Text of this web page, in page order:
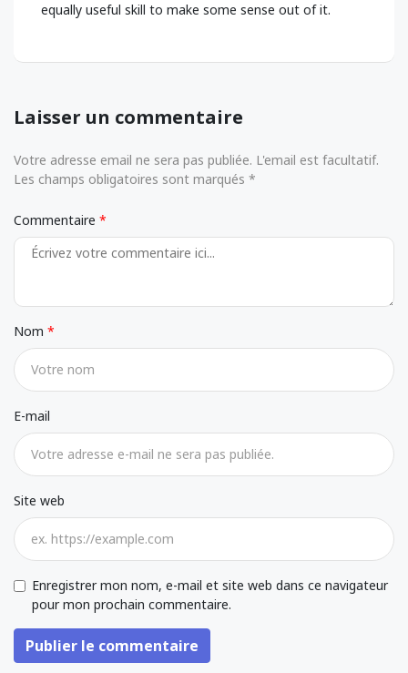
equally useful skill to make some sense out of it.
Laisser un commentaire
Votre adresse email ne sera pas publiée. L'email est facultatif.
Les champs obligatoires sont marqués *
Commentaire
Nom
E-mail
Site web
Enregistrer mon nom, e-mail et site web dans ce navigateur
pour mon prochain commentaire.
Publier le commentaire